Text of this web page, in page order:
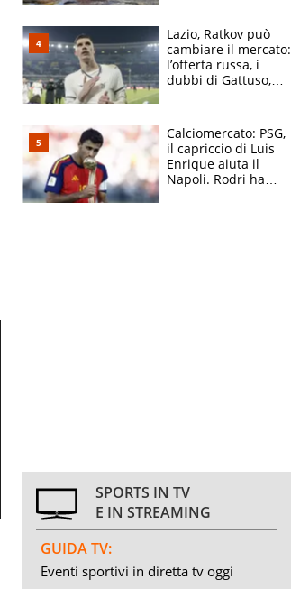
Lazio, Ratkov può
cambiare il mercato:
l’offerta russa, i
dubbi di Gattuso,
Calciomercato: PSG,
il capriccio di Luis
Enrique aiuta il
Napoli. Rodri ha
SPORTS IN TV
E IN STREAMING
GUIDA TV:
Eventi sportivi in diretta tv oggi